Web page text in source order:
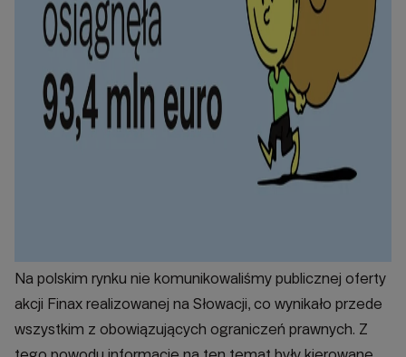
Na polskim rynku nie komunikowaliśmy publicznej oferty
akcji Finax realizowanej na Słowacji, co wynikało przede
wszystkim z obowiązujących ograniczeń prawnych. Z